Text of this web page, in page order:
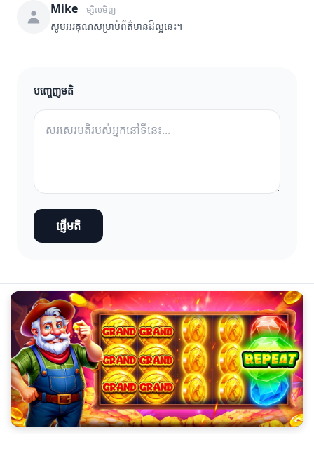
Mike ម្សិលមិញ
សូមអរគុណសម្រាប់ព័ត៌មានដ៏ល្អនេះ។
បញ្ចេញមតិ
ផ្ញើមតិ